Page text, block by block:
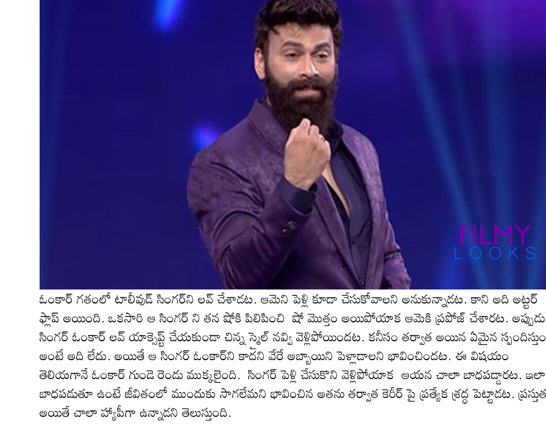
ఓంకార్ గ‌తంలో టాలీవుడ్ సింగ‌ర్‌ని ల‌వ్ చేశాడ‌ట‌. ఆమెని పెళ్లి కూడా చేసుకోవాల‌ని అనుకున్నాడ‌ట‌. కాని అది అట్ట‌ర్
ఫ్లాప్ అయింది. ఒక‌సారి ఆ సింగ‌ర్ ని త‌న షోకి పిలిపించి షో మొత్తం అయిపోయాక ఆమెకి ప్ర‌పోజ్ చేశార‌ట.
సింగ‌ర్ ఓంకార్ ల‌వ్ యాక్సెప్ట్ చేయ‌కుండా చిన్న స్మైల్ న‌వ్వి వెళ్లిపోయింద‌ట‌. క‌నీసం త‌ర్వాత అయిన ఏమైన
అంటే అది లేదు. అయితే ఆ సింగ‌ర్ ఓంకార్‌ని కాద‌ని వేరే అబ్బాయిని పెళ్లాడాల‌ని భావించింద‌ట‌. ఈ విష‌యం
తెలియ‌గానే ఓంకార్ గుండె రెండు ముక్క‌లైంది. సింగర్ పెళ్లి చేసుకొని వెళ్లిపోయాక ఆయ‌న చాలా బాధ‌ప‌డ్డార‌ట‌. ఇలా
బాధ‌ప‌డుతూ ఉంటే జీవితంలో ముందుకు సాగ‌లేమ‌ని భావించిన అత‌ను త‌ర్వాత కెరీర్ పై ప్ర‌త్యేక శ్ర‌ద్ధ పెట్టాడ‌ట.
అయితే చాలా హ్యాపీగా ఉన్నాడ‌ని తెలుస్తుంది.